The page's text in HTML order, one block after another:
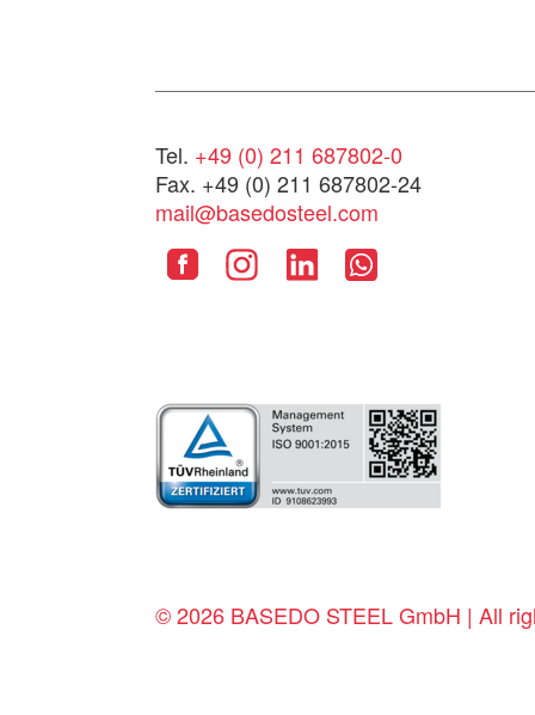
Tel. +49 (0) 211 687802-0
Fax. +49 (0) 211 687802-24
mail@basedosteel.com
© 2026 BASEDO STEEL GmbH | All